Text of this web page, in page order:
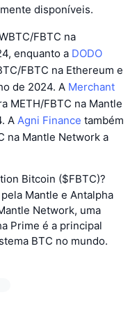
disponíveis.
FBTC na
enquanto a DODO
FBTC na Ethereum e
de 2024. A Merchant
METH/FBTC na Mantle
A Agni Finance também
na Mantle Network a
Bitcoin ($FBTC)?
Mantle e Antalpha
Network, uma
Prime é a principal
BTC no mundo.